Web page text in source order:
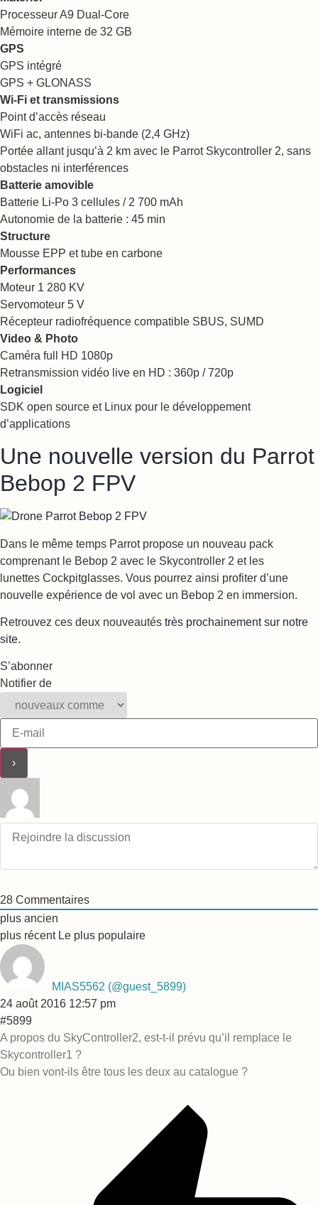
Processeur A9 Dual-Core
Mémoire interne de 32 GB
GPS
GPS intégré
GPS + GLONASS
Wi-Fi et transmissions
Point d’accès réseau
WiFi ac, antennes bi-bande (2,4 GHz)
Portée allant jusqu’à 2 km avec le Parrot Skycontroller 2, sans
obstacles ni interférences
Batterie amovible
Batterie Li-Po 3 cellules / 2 700 mAh
Autonomie de la batterie : 45 min
Structure
Mousse EPP et tube en carbone
Performances
Moteur 1 280 KV
Servomoteur 5 V
Récepteur radiofréquence compatible SBUS, SUMD
Video & Photo
Caméra full HD 1080p
Retransmission vidéo live en HD : 360p / 720p
Logiciel
SDK open source et Linux pour le développement
d’applications
Une nouvelle version du Parrot
Bebop 2 FPV
Dans le même temps Parrot propose un nouveau pack
comprenant le Bebop 2 avec le Skycontroller 2 et les
lunettes Cockpitglasses. Vous pourrez ainsi profiter d’une
nouvelle expérience de vol avec un Bebop 2 en immersion.
Retrouvez ces deux nouveautés très prochainement sur notre
site.
S’abonner
Notifier de
28 Commentaires
plus ancien
plus récent Le plus populaire
MIAS5562 (@guest_5899)
24 août 2016 12:57 pm
#5899
A propos du SkyController2, est-t-il prévu qu’il remplace le
Skycontroller1 ?
Ou bien vont-ils être tous les deux au catalogue ?